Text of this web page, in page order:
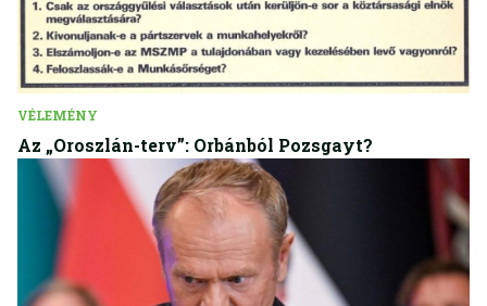
VÉLEMÉNY
Az „Oroszlán-terv”: Orbánból Pozsgayt?